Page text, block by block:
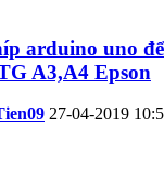
arduino uno
A3,A4 Epson
27-04-2019